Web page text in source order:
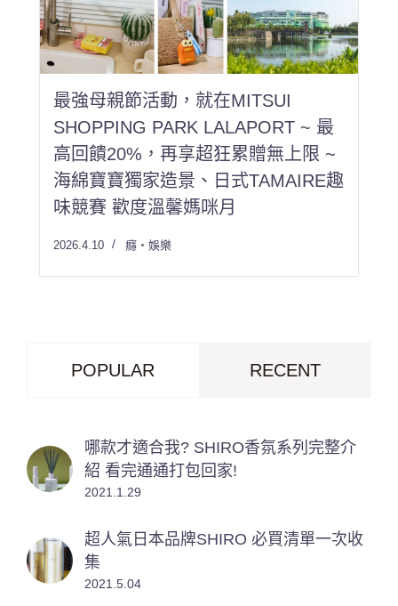
最強母親節活動，就在MITSUI
SHOPPING PARK LALAPORT ~ 最
高回饋20%，再享超狂累贈無上限 ~
海綿寶寶獨家造景、日式TAMAIRE趣
味競賽 歡度溫馨媽咪月
2026.4.10 癮・娛樂
POPULAR RECENT
哪款才適合我? SHIRO香氛系列完整介
紹 看完通通打包回家!
2021.1.29
超人氣日本品牌SHIRO 必買清單一次收
集
2021.5.04